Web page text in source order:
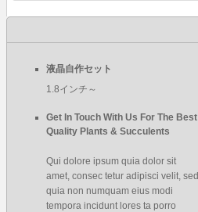
液晶自作セット
1.8インチ～
Get In Touch With Us For The Best
Quality Plants & Succulents
Qui dolore ipsum quia dolor sit
amet, consec tetur adipisci velit, sed
quia non numquam eius modi
tempora incidunt lores ta porro